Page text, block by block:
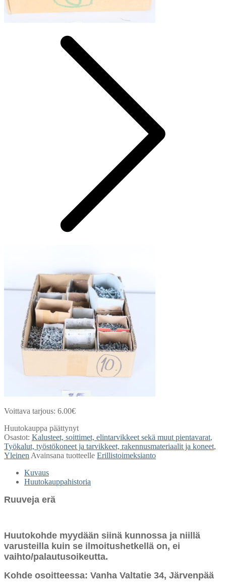
Voittava tarjous: 6.00€
Huutokauppa päättynyt
Osastot: Kalusteet, soittimet, elintarvikkeet sekä muut pientavarat,
Työkalut, työstökoneet ja tarvikkeet, rakennusmateriaalit ja koneet,
Yleinen Avainsana tuotteelle Erillistoimeksianto
Kuvaus
Huutokauppahistoria
Ruuveja erä
Huutokohde myydään siinä kunnossa ja niillä
varusteilla kuin se ilmoitushetkellä on, ei
vaihto/palautusoikeutta.
Kohde osoitteessa: Vanha Valtatie 34, Järvenpää